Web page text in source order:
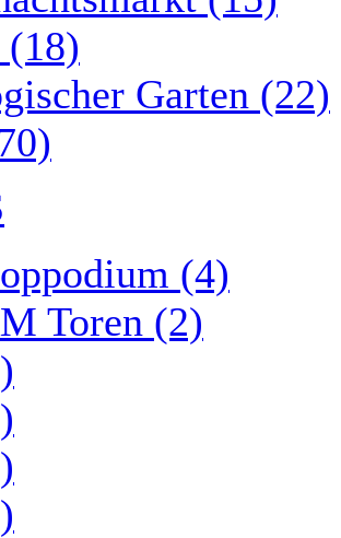
(18)
Garten (22)
(4)
Toren (2)